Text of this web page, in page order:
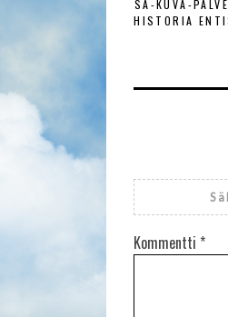
SA-KUVA-
HISTORIA
Kommentti *